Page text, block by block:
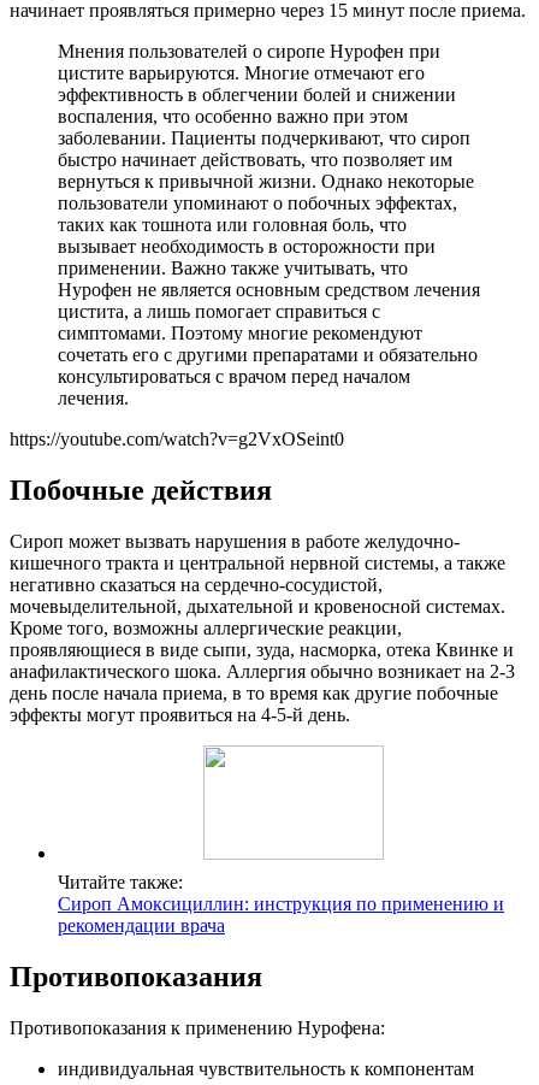
начинает проявляться примерно через 15 минут после приема.
Мнения пользователей о сиропе Нурофен при
цистите варьируются. Многие отмечают его
эффективность в облегчении болей и снижении
воспаления, что особенно важно при этом
заболевании. Пациенты подчеркивают, что сироп
быстро начинает действовать, что позволяет им
вернуться к привычной жизни. Однако некоторые
пользователи упоминают о побочных эффектах,
таких как тошнота или головная боль, что
вызывает необходимость в осторожности при
применении. Важно также учитывать, что
Нурофен не является основным средством лечения
цистита, а лишь помогает справиться с
симптомами. Поэтому многие рекомендуют
сочетать его с другими препаратами и обязательно
консультироваться с врачом перед началом
лечения.
https://youtube.com/watch?v=g2VxOSeint0
Побочные действия
Сироп может вызвать нарушения в работе желудочно-
кишечного тракта и центральной нервной системы, а также
негативно сказаться на сердечно-сосудистой,
мочевыделительной, дыхательной и кровеносной системах.
Кроме того, возможны аллергические реакции,
проявляющиеся в виде сыпи, зуда, насморка, отека Квинке и
анафилактического шока. Аллергия обычно возникает на 2-3
день после начала приема, в то время как другие побочные
эффекты могут проявиться на 4-5-й день.
Читайте также:
Сироп Амоксициллин: инструкция по применению и
рекомендации врача
Противопоказания
Противопоказания к применению Нурофена:
индивидуальная чувствительность к компонентам